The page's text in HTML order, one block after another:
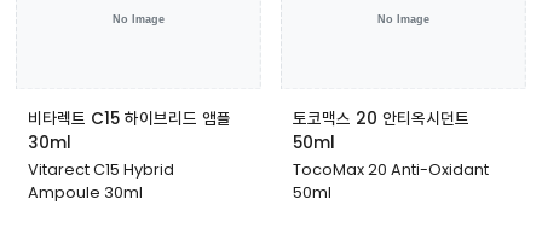
비타렉트 C15 하이브리드 앰플
30ml
Vitarect C15 Hybrid
Ampoule 30ml
토코맥스 20 안티옥시던트
50ml
TocoMax 20 Anti-Oxidant
50ml